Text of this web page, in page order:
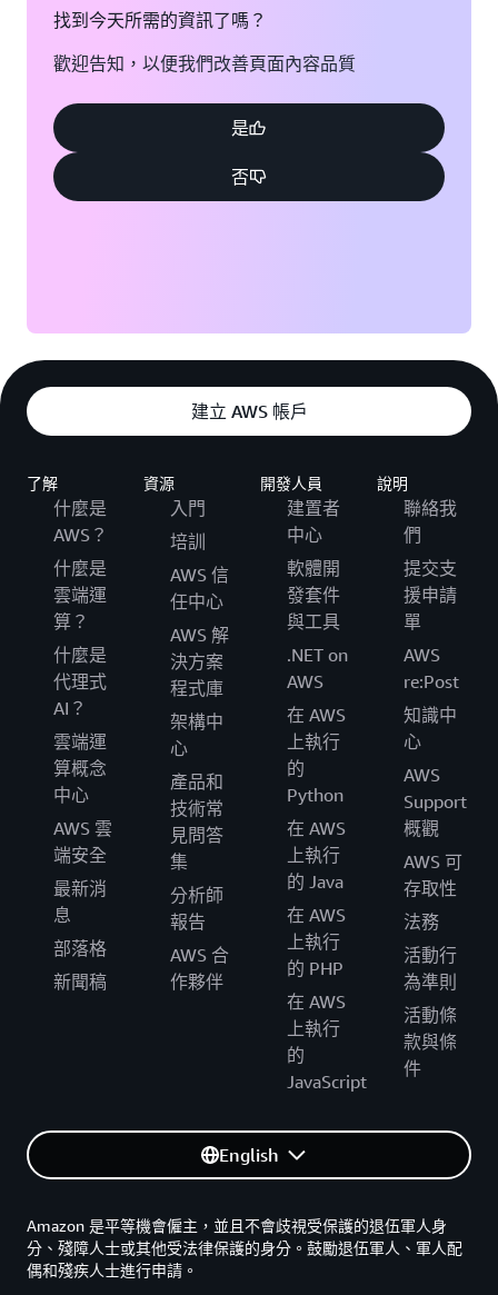
找到今天所需的資訊了嗎？
歡迎告知，以便我們改善頁面內容品質
是
否
建立 AWS 帳戶
了解
什麼是
AWS？
什麼是
雲端運
算？
什麼是
代理式
AI？
雲端運
算概念
中心
AWS 雲
端安全
最新消
息
部落格
新聞稿
資源
入門
培訓
AWS 信
任中心
AWS 解
決方案
程式庫
架構中
心
產品和
技術常
見問答
集
分析師
報告
AWS 合
作夥伴
開發人員
建置者
中心
軟體開
發套件
與工具
.NET on
AWS
在 AWS
上執行
的
Python
在 AWS
上執行
的 Java
在 AWS
上執行
的 PHP
在 AWS
上執行
的
JavaScript
說明
聯絡我
們
提交支
援申請
單
AWS
re:Post
知識中
心
AWS
Support
概觀
AWS 可
存取性
法務
活動行
為準則
活動條
款與條
件
English
Amazon 是平等機會僱主，並且不會歧視受保護的退伍軍人身
分、殘障人士或其他受法律保護的身分。鼓勵退伍軍人、軍人配
偶和殘疾人士進行申請。